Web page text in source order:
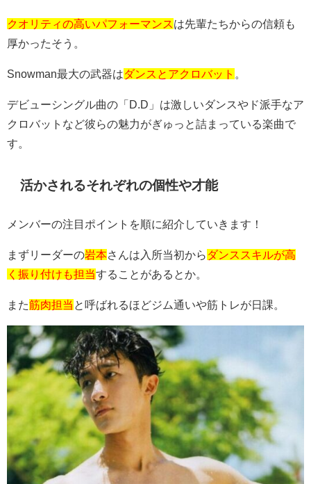
クオリティの高いパフォーマンス は先輩たちからの信頼も
厚かったそう。
Snowman最大の武器はダンスとアクロバット
デビューシングル曲の「 D.D 」は激しいダンスやド派手なア
クロバットなど彼らの魅力がぎゅっと詰まっている楽曲で
す。
活かされるそれぞれの個性や才能
メンバーの注目ポイントを順に紹介していきます！
まずリーダーの岩本さんは入所当初から ダンススキルが高
く振り付けも担当することがあるとか。
また筋肉担当 と呼ばれるほどジム通いや筋トレが日課。